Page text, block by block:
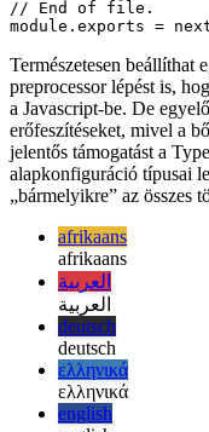
/* config options
}
// End of file.
Természetesen beállíthat
preprocessor lépést is,
a Javascript-be. De
erőfeszítéseket, mivel a
jelentős támogatást a
alapkonfiguráció típusai
„bármelyikre” az összes
afrikaans
afrikaans
العربية
العربية
deutsch
deutsch
ελληνικά